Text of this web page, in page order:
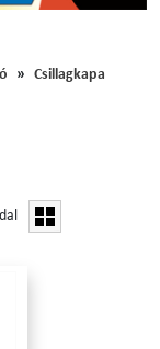
Csillagkapa